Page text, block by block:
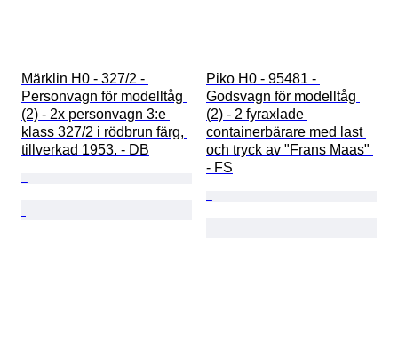
Märklin H0 - 327/2 -
Personvagn för modelltåg
(2) - 2x personvagn 3:e
klass 327/2 i rödbrun färg,
tillverkad 1953. - DB
Piko H0 - 95481 -
Godsvagn för modelltåg
(2) - 2 fyraxlade
containerbärare med last
och tryck av "Frans Maas"
- FS